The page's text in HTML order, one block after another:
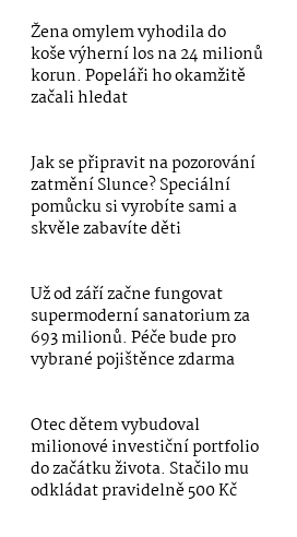
Žena omylem vyhodila do
koše výherní los na 24 milionů
korun. Popeláři ho okamžitě
začali hledat
Jak se připravit na pozorování
zatmění Slunce? Speciální
pomůcku si vyrobíte sami a
skvěle zabavíte děti
Už od září začne fungovat
supermoderní sanatorium za
693 milionů. Péče bude pro
vybrané pojištěnce zdarma
Otec dětem vybudoval
milionové investiční portfolio
do začátku života. Stačilo mu
odkládat pravidelně 500 Kč